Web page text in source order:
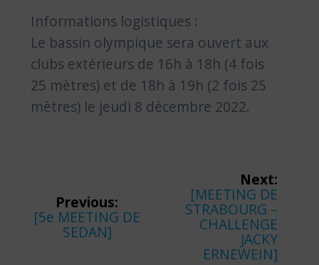
Informations logistiques :
Le bassin olympique sera ouvert aux
clubs extérieurs de 16h à 18h (4 fois
25 mètres) et de 18h à 19h (2 fois 25
mètres) le jeudi 8 décembre 2022.
l’article
Previous:
Previous
post:
[5e MEETING DE
SEDAN]
Next:
Next
post:
[MEETING DE
STRABOURG –
CHALLENGE
JACKY
ERNEWEIN]